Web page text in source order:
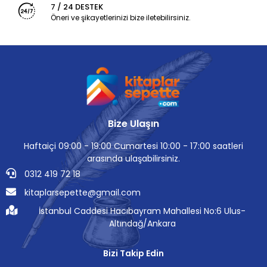
7 / 24 DESTEK
Öneri ve şikayetlerinizi bize iletebilirsiniz.
Bize Ulaşın
Haftaiçi 09:00 - 19:00 Cumartesi 10:00 - 17:00 saatleri
arasında ulaşabilirsiniz.
0312 419 72 18
kitaplarsepette@gmail.com
İstanbul Caddesi Hacıbayram Mahallesi No:6 Ulus-
Altındağ/Ankara
Bizi Takip Edin